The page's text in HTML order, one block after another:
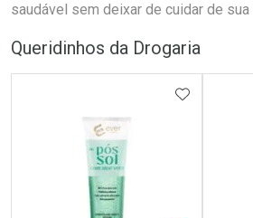
saudável sem deixar de cuidar de sua
Queridinhos da Drogaria